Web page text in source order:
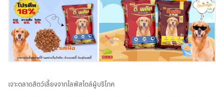
เจาะตลาดสัตว์เลี้ยงจากไลฟ์สไตล์ผู้บริโภค